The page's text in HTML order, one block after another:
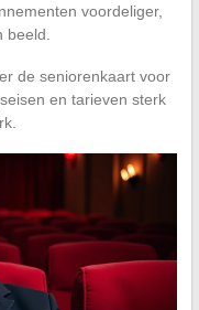
voordeliger,
de seniorenkaart voor
en tarieven sterk